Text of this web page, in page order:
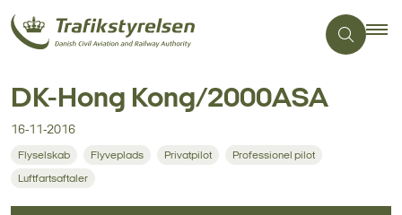
DK-Hong Kong/2000ASA
16-11-2016
Flyselskab Flyveplads Privatpilot Professionel pilot
Luftfartsaftaler